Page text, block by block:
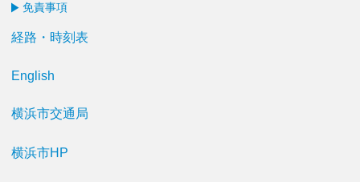
免責事項
経路・時刻表
English
横浜市交通局
横浜市HP